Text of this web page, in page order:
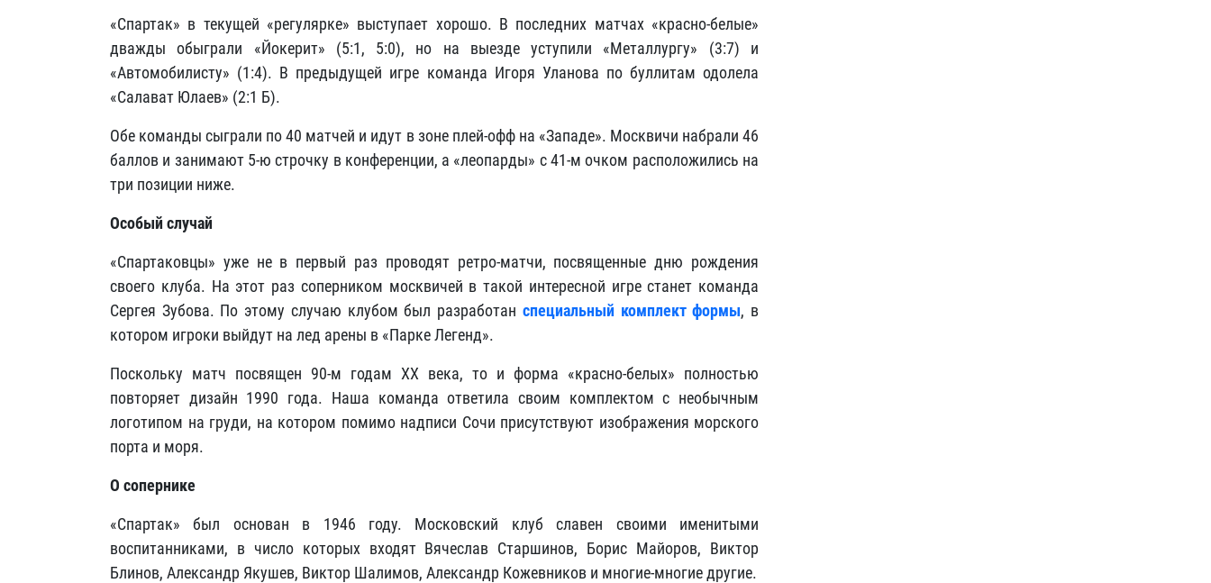
«Спартак» в текущей «регулярке» выступает хорошо. В последних матчах «красно-белые»
дважды обыграли «Йокерит» (5:1, 5:0), но на выезде уступили «Металлургу» (3:7) и
«Автомобилисту» (1:4). В предыдущей игре команда Игоря Уланова по буллитам одолела
«Салават Юлаев» (2:1 Б).
Обе команды сыграли по 40 матчей и идут в зоне плей-офф на «Западе». Москвичи набрали 46
баллов и занимают 5-ю строчку в конференции, а «леопарды» с 41-м очком расположились на
три позиции ниже.
Особый случай
«Спартаковцы» уже не в первый раз проводят ретро-матчи, посвященные дню рождения
своего клуба. На этот раз соперником москвичей в такой интересной игре станет команда
Сергея Зубова. По этому случаю клубом был разработан специальный комплект формы, в
котором игроки выйдут на лед арены в «Парке Легенд».
Поскольку матч посвящен 90-м годам XX века, то и форма «красно-белых» полностью
повторяет дизайн 1990 года. Наша команда ответила своим комплектом с необычным
логотипом на груди, на котором помимо надписи Сочи присутствуют изображения морского
порта и моря.
О сопернике
«Спартак» был основан в 1946 году. Московский клуб славен своими именитыми
воспитанниками, в число которых входят Вячеслав Старшинов, Борис Майоров, Виктор
Блинов, Александр Якушев, Виктор Шалимов, Александр Кожевников и многие-многие другие.